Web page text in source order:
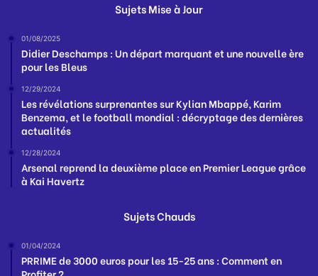
Sujets Mise à Jour
01/08/2025
Didier Deschamps : Un départ marquant et une nouvelle ère
pour les Bleus
12/29/2024
Les révélations surprenantes sur Kylian Mbappé, Karim
Benzema, et le football mondial : décryptage des dernières
actualités
12/28/2024
Arsenal reprend la deuxième place en Premier League grâce
à Kai Havertz
Sujets Chauds
01/04/2024
PRRIME de 3000 euros pour les 15-25 ans : Comment en